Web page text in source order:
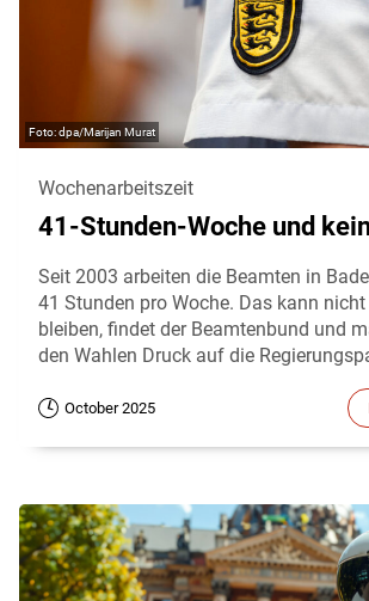
dpa/Marijan Murat
Wochenarbeitszeit
41-Stunden-Woche und
Seit 2003 arbeiten die Beamten in
41 Stunden pro Woche. Das kann
bleiben, findet der Beamtenbund und
den Wahlen Druck auf die
October 2025